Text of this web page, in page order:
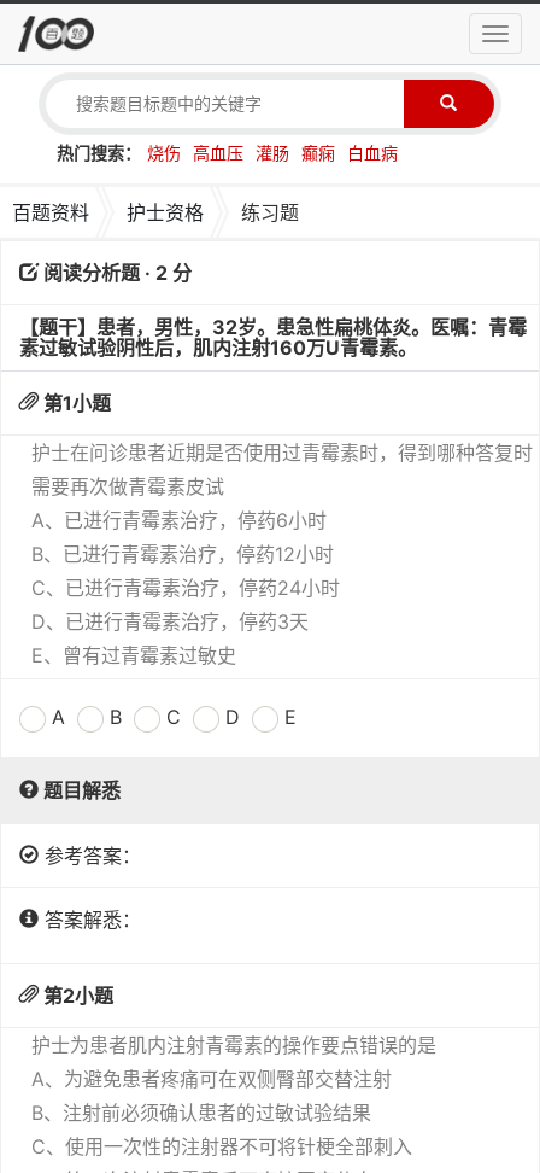
导
航
热门搜索： 烧伤 高血压 灌肠 癫痫 白血病
百题资料 护士资格 练习题
阅读分析题 · 2 分
【题干】患者，男性，32岁。患急性扁桃体炎。医嘱：青霉
素过敏试验阴性后，肌内注射160万U青霉素。
第1小题
护士在问诊患者近期是否使用过青霉素时，得到哪种答复时
需要再次做青霉素皮试
A、已进行青霉素治疗，停药6小时
B、已进行青霉素治疗，停药12小时
C、已进行青霉素治疗，停药24小时
D、已进行青霉素治疗，停药3天
E、曾有过青霉素过敏史
A B C D E
题目解悉
参考答案：
答案解悉：
第2小题
护士为患者肌内注射青霉素的操作要点错误的是
A、为避免患者疼痛可在双侧臀部交替注射
B、注射前必须确认患者的过敏试验结果
C、使用一次性的注射器不可将针梗全部刺入